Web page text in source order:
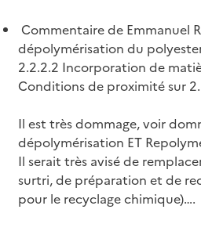
Commentaire de Emmanuel
dépolymérisation du
2.2.2.2 Incorporation de
Conditions de proximité sur
Il est très dommage, voir
dépolymérisation ET
Il serait très avisé de
surtri, de préparation et de
pour le recyclage chimique)….